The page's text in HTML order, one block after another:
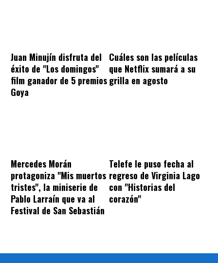
Juan Minujín disfruta del
éxito de "Los domingos"
film ganador de 5 premios
Goya
Cuáles son las películas
que Netflix sumará a su
grilla en agosto
Mercedes Morán
protagoniza "Mis muertos
tristes", la miniserie de
Pablo Larraín que va al
Festival de San Sebastián
Telefe le puso fecha al
regreso de Virginia Lago
con "Historias del
corazón"